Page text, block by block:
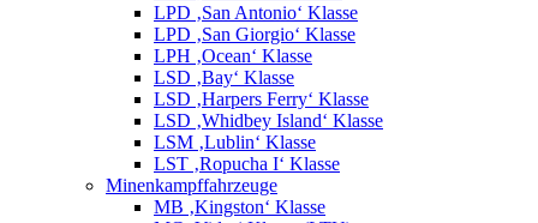
LPD ‚San Antonio‘ Klasse
LPD ‚San Giorgio‘ Klasse
LPH ‚Ocean‘ Klasse
LSD ‚Bay‘ Klasse
LSD ‚Harpers Ferry‘ Klasse
LSD ‚Whidbey Island‘ Klasse
LSM ‚Lublin‘ Klasse
LST ‚Ropucha I‘ Klasse
Minenkampffahrzeuge
MB ‚Kingston‘ Klasse